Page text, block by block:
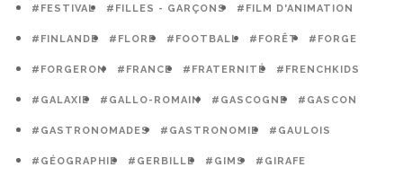
#FESTIVAL #FILLES - GARÇONS #FILM D'ANIMATION
#FINLANDE #FLORE #FOOTBALL #FORÊT #FORGE
#FORGERON #FRANCE #FRATERNITÉ #FRENCHKIDS
#GALAXIE #GALLO-ROMAIN #GASCOGNE #GASCON
#GASTRONOMADES #GASTRONOMIE #GAULOIS
#GÉOGRAPHIE #GERBILLE #GIMS #GIRAFE